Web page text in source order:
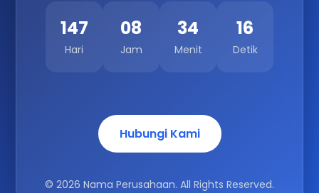
147
Hari
08
Jam
34
Menit
16
Detik
Hubungi Kami
© 2026 Nama Perusahaan. All Rights Reserved.